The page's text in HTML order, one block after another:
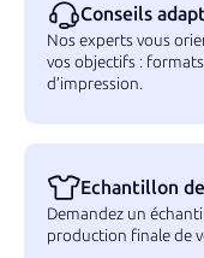
Conseils
Nos experts vous
vos objectifs :
d’impression.
Echantillon
Demandez un
production finale de